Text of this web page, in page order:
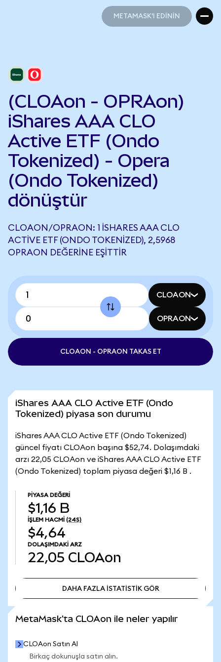
METAMASK'I EDİNİN
(CLOAon - OPRAon)
iShares AAA CLO
Active ETF (Ondo
Tokenized) - Opera
(Ondo Tokenized)
dönüştür
CLOAON/OPRAON: 1 ISHARES AAA CLO
ACTIVE ETF (ONDO TOKENIZED), 2,5968
OPRAON DEĞERINE EŞITTIR
CLOAON
OPRAON
CLOAON - OPRAON TAKAS ET
iShares AAA CLO Active ETF (Ondo
Tokenized) piyasa son durumu
iShares AAA CLO Active ETF (Ondo Tokenized)
güncel fiyatı CLOAon başına $52,74. Dolaşımdaki
arzı 22,05 CLOAon ve iShares AAA CLO Active ETF
(Ondo Tokenized) toplam piyasa değeri $1,16 B .
PIYASA DEĞERI
$1,16 B
İŞLEM HACMI (24S)
$4,64
DOLAŞIMDAKI ARZ
22,05 CLOAon
DAHA FAZLA İSTATİSTİK GÖR
MetaMask'ta CLOAon ile neler yapılır
CLOAon Satın Al
Birkaç dokunuşla satın alın.